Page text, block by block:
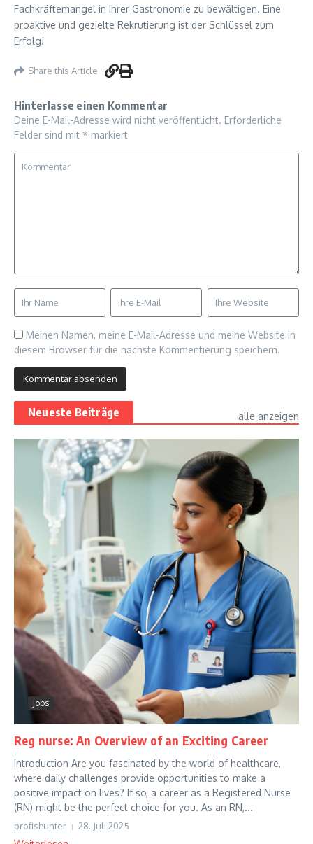
Fachkräftemangel in Ihrer Gastronomie zu bewältigen. Eine
proaktive und gezielte Rekrutierung ist der Schlüssel zum
Erfolg!
Share this Article
Hinterlasse einen Kommentar
Deine E-Mail-Adresse wird nicht veröffentlicht. Erforderliche
Felder sind mit * markiert
Meinen Namen, meine E-Mail-Adresse und meine Website in
diesem Browser für die nächste Kommentierung speichern.
Neueste Beiträge alle anzeigen
Jobs
Reg nurse: An Overview of an Exciting Career
Introduction Are you fascinated by the world of healthcare,
where daily challenges provide opportunities to make a
positive impact on lives? If so, a career as a Registered Nurse
(RN) might be the perfect choice for you. As an RN,...
profishunter 28. Juli 2025